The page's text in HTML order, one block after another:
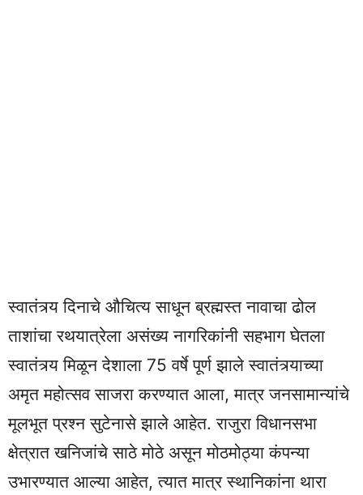
स्वातंत्र्य दिनाचे औचित्य साधून ब्रह्मस्त नावाचा ढोल
ताशांचा रथयात्रेला असंख्य नागरिकांनी सहभाग घेतला
स्वातंत्र्य मिळून देशाला 75 वर्षे पूर्ण झाले स्वातंत्र्याच्या
अमृत महोत्सव साजरा करण्यात आला, मात्र जनसामान्यांचे
मूलभूत प्रश्न सुटेनासे झाले आहेत. राजुरा विधानसभा
क्षेत्रात खनिजांचे साठे मोठे असून मोठमोठ्या कंपन्या
उभारण्यात आल्या आहेत, त्यात मात्र स्थानिकांना थारा